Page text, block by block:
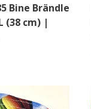
Bine Brändle
(38 cm) |